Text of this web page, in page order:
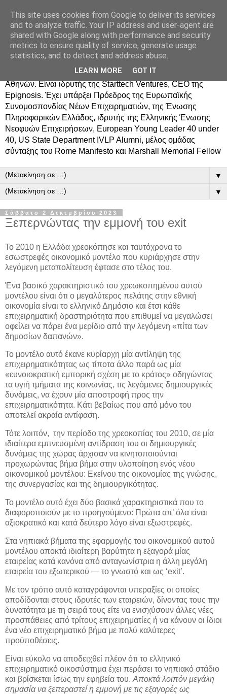
Δημήτρης Τσίγκος
Ο Δημήτρης Τσίγκος γεννήθηκε στον Ασπρόπυργο.
Σπούδασε Επιστήμη Υπολογιστών στο Πανεπιστήμιο
Κρήτης, πήρε MBA από το Οικονομικό Πανεπιστήμιο
Αθηνών. Είναι ιδρυτής της Starttech Ventures, CEO της
Epignosis. Έχει υπάρξει Πρόεδρος της Ευρωπαϊκής
Συνομοσπονδίας Νέων Επιχειρηματιών, της Ένωσης
Πληροφορικών Ελλάδος, ιδρυτής της Ελληνικής Ένωσης
Νεοφυών Επιχειρήσεων, European Young Leader 40 under
40, US State Department IVLP Alumni, μέλος ομάδας
σύνταξης του Rome Manifesto και Marshall Memorial Fellow
▼
▼
Σάββατο 2 Δεκεμβρίου 2023
Ξεπερνώντας την εμμονή του exit
Το 2010 η Ελλάδα χρεοκόπησε και ταυτόχρονα το
εσωστρεφές οικονομικό μοντέλο που κυριάρχησε στην
λεγόμενη μεταπολίτευση έφτασε στο τέλος του.
Ένα βασικό χαρακτηριστικό του χρεωκοπημένου αυτού
μοντέλου είναι ότι ο μεγαλύτερος πελάτης στην εθνική
οικονομία είναι το ελληνικό Δημόσιο και έτσι κάθε
επιχειρηματική δραστηριότητα που επιθυμεί να μεγαλώσει
οφείλει να πάρει ένα μερίδιο από την λεγόμενη «πίτα των
δημοσίων δαπανών».
Το μοντέλο αυτό έκανε κυρίαρχη μία αντίληψη της
επιχειρηματικότητας ως τίποτα άλλο παρά ως μία
«ευνοιοκρατική εμπορική σχέση με το κράτος» οδηγώντας
τα υγιή τμήματα της κοινωνίας, τις λεγόμενες δημιουργικές
δυνάμεις, να έχουν μία αποστροφή προς την
επιχειρηματικότητα. Κάτι βεβαίως που από μόνο του
αποτελεί ακραία αντίφαση.
Τότε λοιπόν, την περίοδο της χρεοκοπίας του 2010, σε μία
ιδιαίτερα εμπνευσμένη αντίδραση του οι δημιουργικές
δυνάμεις της χώρας άρχισαν να κινητοποιούνται
προχωρώντας βήμα βήμα στην υλοποίηση ενός νέου
οικονομικού μοντέλου: Εκείνου της οικονομίας της γνώσης,
της συνεργασίας και της δημιουργικότητας.
Το μοντέλο αυτό έχει δύο βασικά χαρακτηριστικά που το
διαφοροποιούν με το προηγούμενο: Πρώτα απ’ όλα είναι
αξιοκρατικό και κατά δεύτερο λόγο είναι εξωστρεφές.
Στα νηπιακά βήματα της εφαρμογής του οικονομικού αυτού
μοντέλου αποκτά ιδιαίτερη βαρύτητα η εξαγορά μίας
εταιρείας κατά κανόνα από ανταγωνίστρια η άλλη μεγάλη
εταιρεία του εξωτερικού — το γνωστό και ως ‘exit’.
Με τον τρόπο αυτό καταγράφονται υπεραξίες οι οποίες
αποδίδονται στους ιδρυτές των εταιρειών, δίνοντας τους την
δυνατότητα με τη σειρά τους είτε να ενισχύσουν άλλες νέες
προσπάθειες από τρίτους επιχειρηματίες ή να κάνουν οι ίδιοι
ένα νέο επιχειρηματικό βήμα με πολύ καλύτερες
προϋποθέσεις.
Είναι εύκολο να αποδειχθεί πλέον ότι το ελληνικό
επιχειρηματικό οικοσύστημα έχει περάσει το νηπιακό στάδιο
και βρίσκεται ίσως την εφηβεία του. Αποκτά λοιπόν μεγάλη
σημασία να ξεπεραστεί η εμμονή με τις εξαγορές ως
This site uses cookies from Google to deliver its services
and to analyze traffic. Your IP address and user-agent are
shared with Google along with performance and security
metrics to ensure quality of service, generate usage
statistics, and to detect and address abuse.
LEARN MORE GOT IT